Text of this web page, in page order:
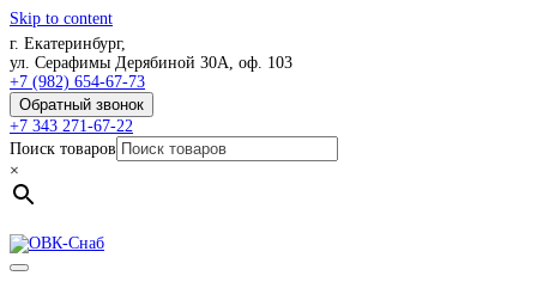
Skip to content
г. Екатеринбург,
ул. Серафимы Дерябиной 30А, оф. 103
+7 (982) 654-67-73
Обратный звонок
+7 343 271-67-22
Поиск товаров
×